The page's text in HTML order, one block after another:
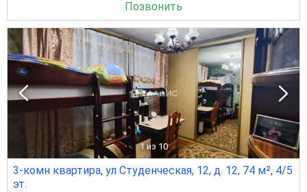
Позвонить
1 из 10
3-комн квартира, ул Студенческая, 12, д. 12, 74 м², 4/5
эт.